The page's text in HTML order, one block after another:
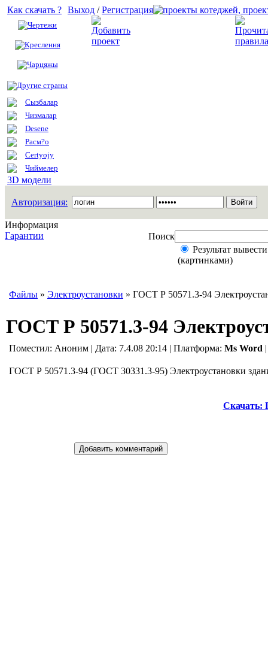
Как скачать ?
Чертежи
Креслення
Чарцяжы
Другие страны
Сызбалар
Чизмалар
Desene
Расм?о
Certyojy
Чиймелер
3D модели
Выход /Регистрация
Авторизация:
Информация
Гарантии
Поиск
Результат
(картинками)
Файлы » Электроустановки » ГОСТ Р 50571.3-94
ГОСТ Р 50571.3-94
Поместил: Аноним | Дата: 7.4.08 20:14 | Платформа: Ms Word
ГОСТ Р 50571.3-94 (ГОСТ 30331.3-95) Электроустановки
Скачать: